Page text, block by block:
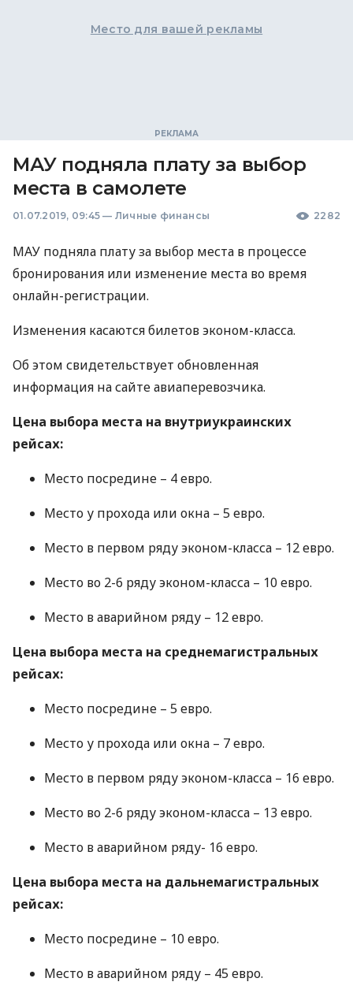
Место для вашей рекламы
МАУ подняла плату за выбор
места в самолете
01.07.2019, 09:45 — Личные финансы 2282
МАУ подняла плату за выбор места в процессе
бронирования или изменение места во время
онлайн-регистрации.
Изменения касаются билетов эконом-класса.
Об этом свидетельствует обновленная
информация на сайте авиаперевозчика.
Цена выбора места на внутриукраинских
рейсах:
Место посредине – 4 евро.
Место у прохода или окна – 5 евро.
Место в первом ряду эконом-класса – 12 евро.
Место во 2-6 ряду эконом-класса – 10 евро.
Место в аварийном ряду – 12 евро.
Цена выбора места на среднемагистральных
рейсах:
Место посредине – 5 евро.
Место у прохода или окна – 7 евро.
Место в первом ряду эконом-класса – 16 евро.
Место во 2-6 ряду эконом-класса – 13 евро.
Место в аварийном ряду- 16 евро.
Цена выбора места на дальнемагистральных
рейсах:
Место посредине – 10 евро.
Место в аварийном ряду – 45 евро.